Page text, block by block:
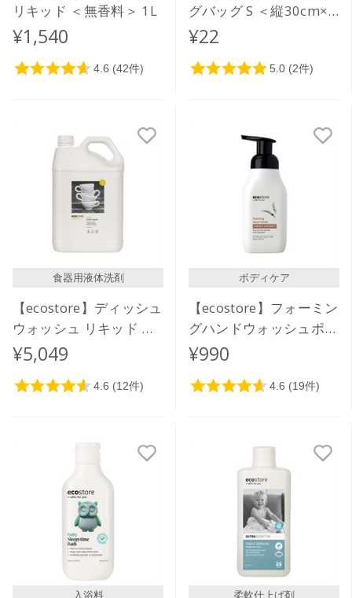
リキッド ＜無香料＞ 1L
¥1,540
グバッグ S ＜縦30cm×
横23cm×マチ12cm＞
¥22
食器用液体洗剤
【ecostore】ディッシュ
ウォッシュ リキッド ＜
レモン＞ 5L
¥5,049
ボディケア
【ecostore】フォーミン
グハンドウォッシュポン
プ ＜クリーミーココナ
¥990
入浴料 柔軟仕上げ剤